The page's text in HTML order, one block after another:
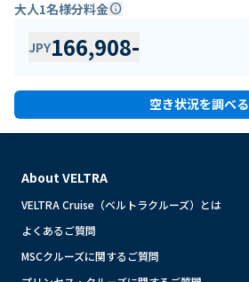
大人1名様分料金info
JPY166,908-
空き状況を調べる
About VELTRA
VELTRA Cruise（ベルトラクルーズ）とは
よくあるご質問
MSCクルーズに関するご質問